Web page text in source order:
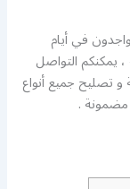
في أيام
الرسمية و على مدار 24 ساعة ، يمكنكم التواصل
تصليح جميع أنواع
مضمونة .